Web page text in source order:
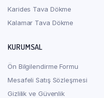
Karides Tava Dökme
Kalamar Tava Dökme
KURUMSAL
Ön Bilgilendirme Formu
Mesafeli Satış Sözleşmesi
Gizlilik ve Güvenlik